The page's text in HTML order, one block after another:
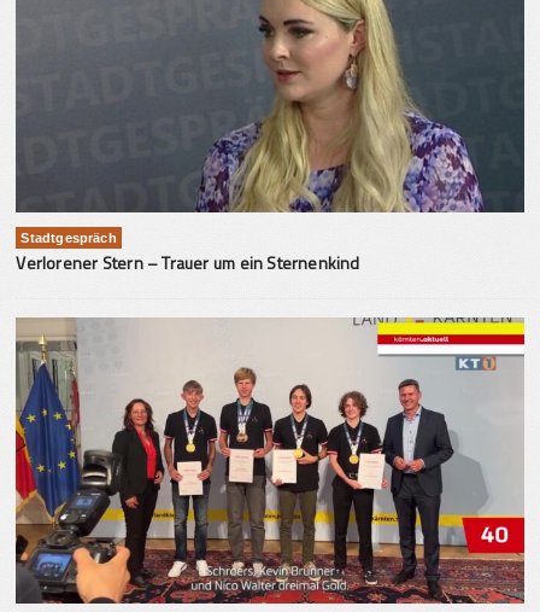
Stadtgespräch
Verlorener Stern – Trauer um ein Sternenkind